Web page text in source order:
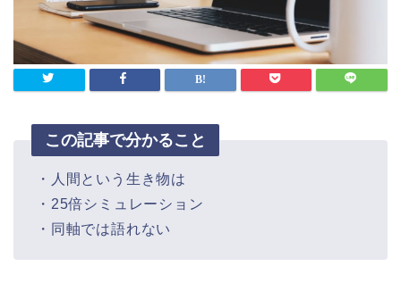
この記事で分かること
・人間という生き物は
・25倍シミュレーション
・同軸では語れない